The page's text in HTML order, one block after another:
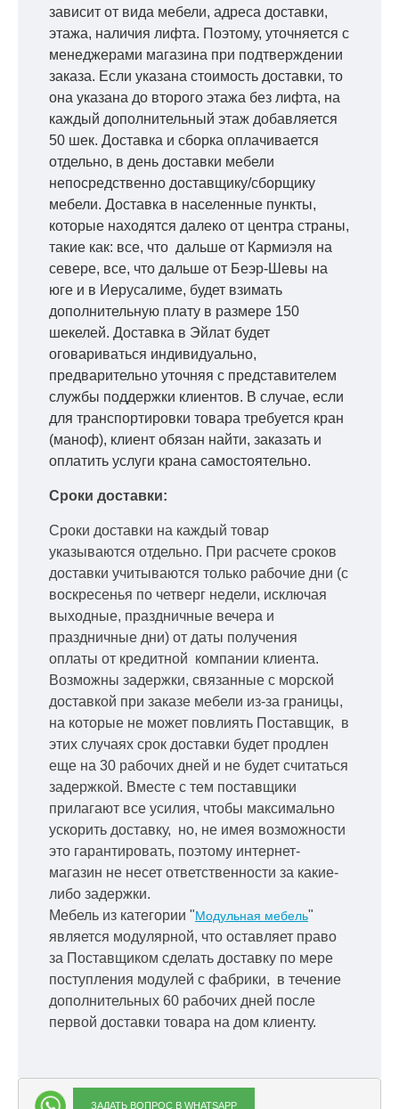
зависит от вида мебели, адреса доставки,
этажа, наличия лифта. Поэтому, уточняется с
менеджерами магазина при подтверждении
заказа. Если указана стоимость доставки, то
она указана до второго этажа без лифта, на
каждый дополнительный этаж добавляется
50 шек. Доставка и сборка оплачивается
отдельно, в день доставки мебели
непосредственно доставщику/сборщику
мебели. Доставка в населенные пункты,
которые находятся далеко от центра страны,
такие как: все, что дальше от Кармиэля на
севере, все, что дальше от Беэр-Шевы на
юге и в Иерусалиме, будет взимать
дополнительную плату в размере 150
шекелей. Доставка в Эйлат будет
оговариваться индивидуально,
предварительно уточняя с представителем
службы поддержки клиентов. В случае, если
для транспортировки товара требуется кран
(маноф), клиент обязан найти, заказать и
оплатить услуги крана самостоятельно.
Сроки доставки:
Сроки доставки на каждый товар
указываются отдельно. При расчете сроков
доставки учитываются только рабочие дни (с
воскресенья по четверг недели, исключая
выходные, праздничные вечера и
праздничные дни) от даты получения
оплаты от кредитной компании клиента.
Возможны задержки, связанные с морской
доставкой при заказе мебели из-за границы,
на которые не может повлиять Поставщик, в
этих случаях срок доставки будет продлен
еще на 30 рабочих дней и не будет считаться
задержкой. Вместе с тем поставщики
прилагают все усилия, чтобы максимально
ускорить доставку, но, не имея возможности
это гарантировать, поэтому интернет-
магазин не несет ответственности за какие-
либо задержки.
Мебель из категории "Модульная мебель"
является модулярной, что оставляет право
за Поставщиком сделать доставку по мере
поступления модулей с фабрики, в течение
дополнительных 60 рабочих дней после
первой доставки товара на дом клиенту.
ЗАДАТЬ ВОПРОС В WHATSAPP